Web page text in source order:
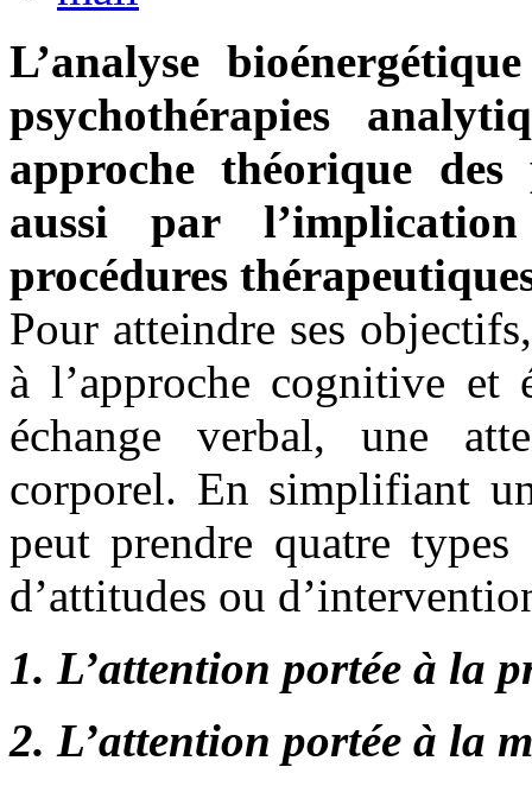
L’analyse
psychothérapies
approche théorique des
aussi par
procédures
Pour atteindre ses
à l’approche cognitive et
échange verbal, une
corporel. En simplifiant
peut prendre quatre
d’attitudes ou
1. L’attention portée à la
2. L’attention portée à la